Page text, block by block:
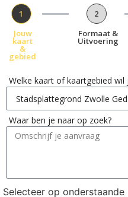
1
Jouw
kaart
&
gebied
2
Formaat &
Uitvoering
Welke kaart of kaartgebied wil
Waar ben je naar op zoek?
Selecteer op